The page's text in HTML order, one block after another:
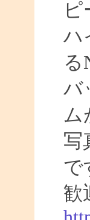
ハ
る
バ
ム
写
で
歓